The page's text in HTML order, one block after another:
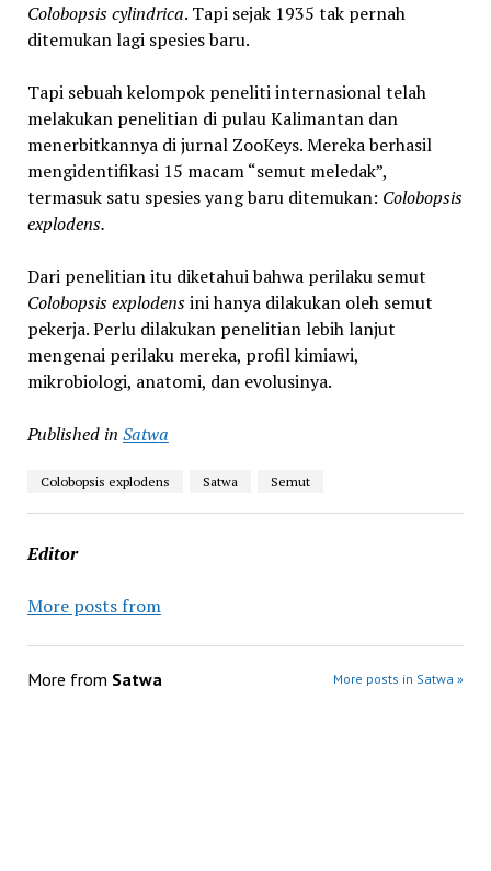
Colobopsis cylindrica. Tapi sejak 1935 tak pernah
ditemukan lagi spesies baru.
Tapi sebuah kelompok peneliti internasional telah
melakukan penelitian di pulau Kalimantan dan
menerbitkannya di jurnal ZooKeys. Mereka berhasil
mengidentifikasi 15 macam “semut meledak”,
termasuk satu spesies yang baru ditemukan: Colobopsis
explodens.
Dari penelitian itu diketahui bahwa perilaku semut
Colobopsis explodensini hanya dilakukan oleh semut
pekerja. Perlu dilakukan penelitian lebih lanjut
mengenai perilaku mereka, profil kimiawi,
mikrobiologi, anatomi, dan evolusinya.
Published in Satwa
Colobopsis explodens Satwa Semut
Editor
More posts from
More from Satwa More posts in Satwa »